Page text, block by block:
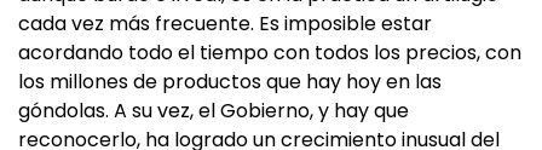
cada vez más frecuente. Es imposible estar
acordando todo el tiempo con todos los precios, con
los millones de productos que hay hoy en las
góndolas. A su vez, el Gobierno, y hay que
reconocerlo, ha logrado un crecimiento inusual del